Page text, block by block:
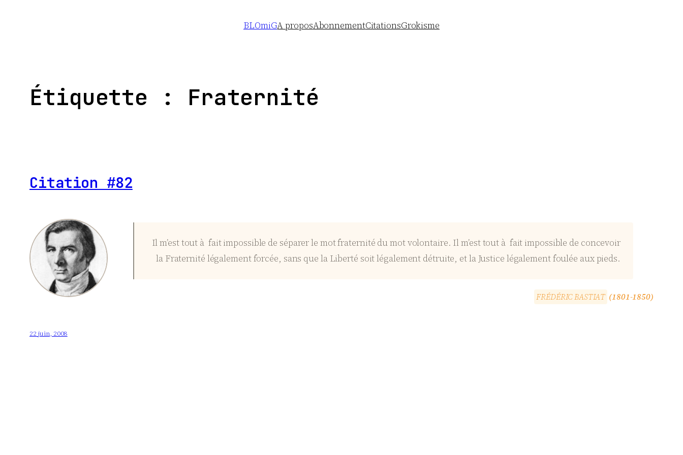
BLOmiGA proposAbonnementCitationsGrokisme
Étiquette : Fraternité
Citation #82
Il m’est tout à fait impossible de séparer le mot fraternité du mot volontaire. Il m’est tout à fait impossible de concevoir
la Fraternité légalement forcée, sans que la Liberté soit légalement détruite, et la Justice légalement foulée aux pieds.
FRÉDÉRICBASTIAT (1801-1850)
22 juin, 2008